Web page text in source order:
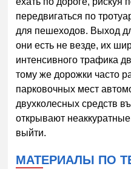
передвигаться по
для пешеходов. Выход
они есть не везде, их
интенсивного трафика
тому же дорожки часто
парковочных мест
двухколесных средств
открывают
выйти.
МАТЕРИАЛЫ ПО